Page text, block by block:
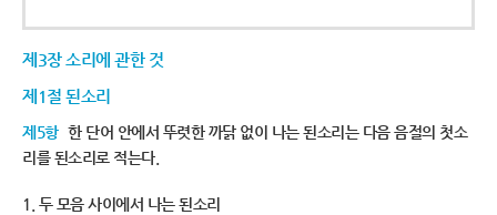
제3장 소리에 관한 것
제1절 된소리
제5항 한 단어 안에서 뚜렷한 까닭 없이 나는 된소리는 다음 음절의 첫소
리를 된소리로 적는다.
1. 두 모음 사이에서 나는 된소리